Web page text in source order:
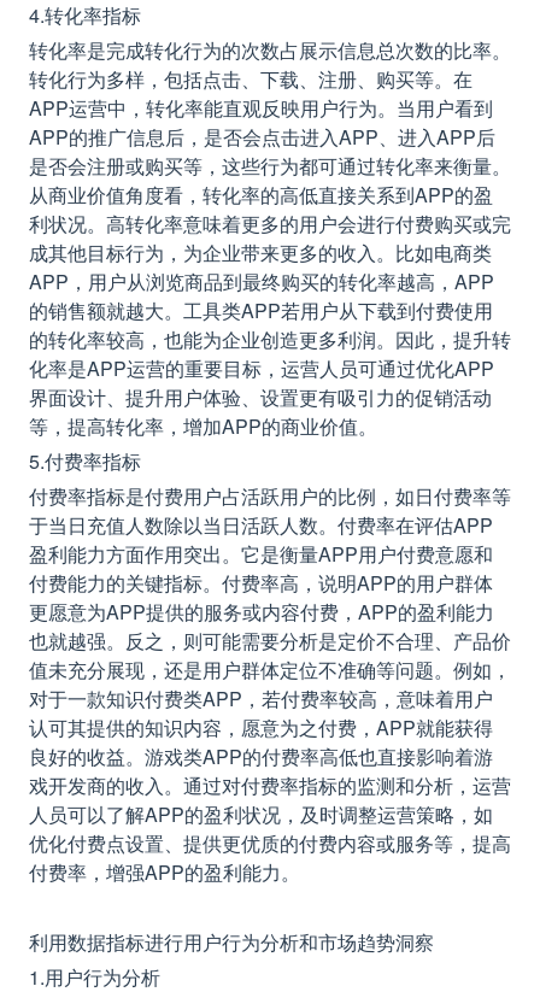
4.转化率指标
转化率是完成转化行为的次数占展示信息总次数的比率。
转化行为多样，包括点击、下载、注册、购买等。在
APP运营中，转化率能直观反映用户行为。当用户看到
APP的推广信息后，是否会点击进入APP、进入APP后
是否会注册或购买等，这些行为都可通过转化率来衡量。
从商业价值角度看，转化率的高低直接关系到APP的盈
利状况。高转化率意味着更多的用户会进行付费购买或完
成其他目标行为，为企业带来更多的收入。比如电商类
APP，用户从浏览商品到最终购买的转化率越高，APP
的销售额就越大。工具类APP若用户从下载到付费使用
的转化率较高，也能为企业创造更多利润。因此，提升转
化率是APP运营的重要目标，运营人员可通过优化APP
界面设计、提升用户体验、设置更有吸引力的促销活动
等，提高转化率，增加APP的商业价值。
5.付费率指标
付费率指标是付费用户占活跃用户的比例，如日付费率等
于当日充值人数除以当日活跃人数。付费率在评估APP
盈利能力方面作用突出。它是衡量APP用户付费意愿和
付费能力的关键指标。付费率高，说明APP的用户群体
更愿意为APP提供的服务或内容付费，APP的盈利能力
也就越强。反之，则可能需要分析是定价不合理、产品价
值未充分展现，还是用户群体定位不准确等问题。例如，
对于一款知识付费类APP，若付费率较高，意味着用户
认可其提供的知识内容，愿意为之付费，APP就能获得
良好的收益。游戏类APP的付费率高低也直接影响着游
戏开发商的收入。通过对付费率指标的监测和分析，运营
人员可以了解APP的盈利状况，及时调整运营策略，如
优化付费点设置、提供更优质的付费内容或服务等，提高
付费率，增强APP的盈利能力。
利用数据指标进行用户行为分析和市场趋势洞察
1.用户行为分析